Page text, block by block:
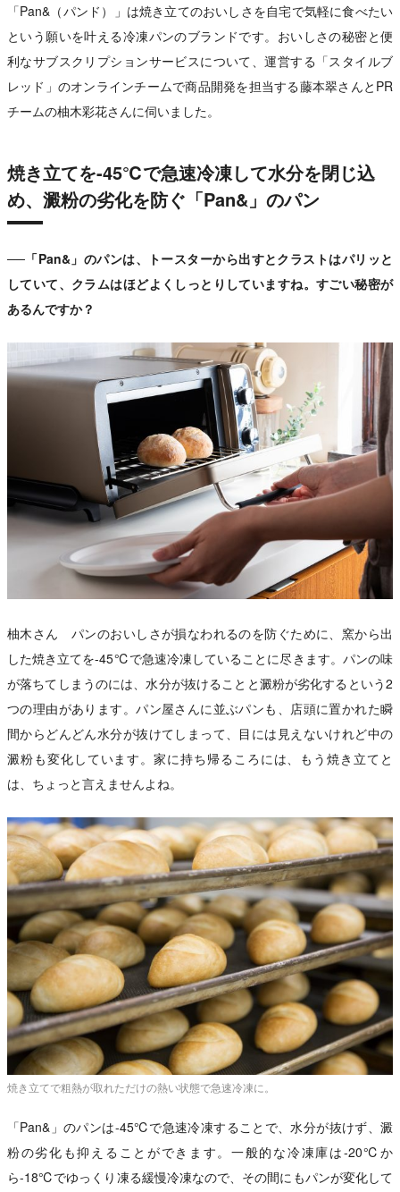
「Pan&（パンド）」は焼き立てのおいしさを自宅で気軽に食べたい
という願いを叶える冷凍パンのブランドです。おいしさの秘密と便
利なサブスクリプションサービスについて、運営する「スタイルブ
レッド」のオンラインチームで商品開発を担当する藤本翠さんとPR
チームの柚木彩花さんに伺いました。
焼き立てを-45℃で急速冷凍して水分を閉じ込
め、澱粉の劣化を防ぐ「Pan&」のパン
──「Pan&」のパンは、トースターから出すとクラストはパリッと
していて、クラムはほどよくしっとりしていますね。すごい秘密が
あるんですか？
柚木さん パンのおいしさが損なわれるのを防ぐために、窯から出
した焼き立てを-45℃で急速冷凍していることに尽きます。パンの味
が落ちてしまうのには、水分が抜けることと澱粉が劣化するという2
つの理由があります。パン屋さんに並ぶパンも、店頭に置かれた瞬
間からどんどん水分が抜けてしまって、目には見えないけれど中の
澱粉も変化しています。家に持ち帰るころには、もう焼き立てと
は、ちょっと言えませんよね。
焼き立てで粗熱が取れただけの熱い状態で急速冷凍に。
「Pan&」のパンは-45℃で急速冷凍することで、水分が抜けず、澱
粉の劣化も抑えることができます。一般的な冷凍庫は-20℃か
ら-18℃でゆっくり凍る緩慢冷凍なので、その間にもパンが変化して